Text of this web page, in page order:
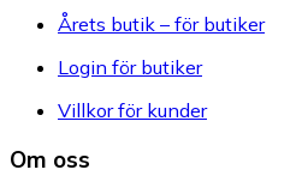
Årets butik – för butiker
Login för butiker
Villkor för kunder
Om oss